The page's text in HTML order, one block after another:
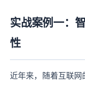
实战案例一：
性
近年来，随着互联